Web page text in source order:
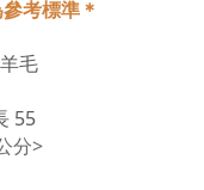
考標準＊
毛
55
分>